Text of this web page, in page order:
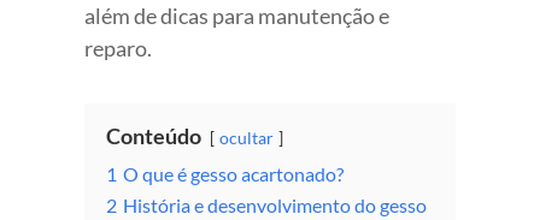
além de dicas para manutenção e
reparo.
Conteúdo ocultar
1 O que é gesso acartonado?
2 História e desenvolvimento do gesso